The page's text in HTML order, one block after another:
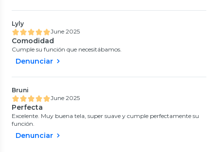
Lyly
June 2025
Comodidad
Cumple su función que necesitábamos.
Denunciar
Bruni
June 2025
Perfecta
Excelente. Muy buena tela, super suave y cumple perfectamente su
función.
Denunciar